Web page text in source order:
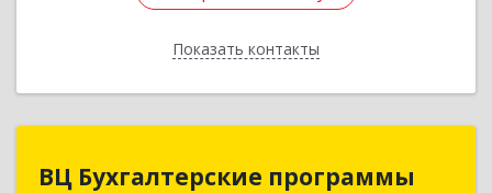
Показать контакты
Назад
ВЦ Бухгалтерские программы